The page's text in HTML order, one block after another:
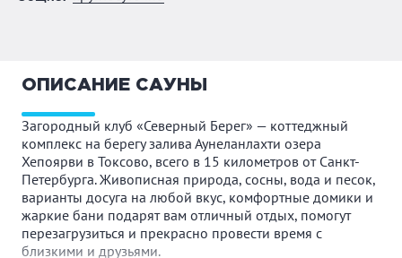
ОПИСАНИЕ САУНЫ
Загородный клуб «Северный Берег» — коттеджный
комплекс на берегу залива Аунеланлахти озера
Хепоярви в Токсово, всего в 15 километров от Санкт-
Петербурга. Живописная природа, сосны, вода и песок,
варианты досуга на любой вкус, комфортные домики и
жаркие бани подарят вам отличный отдых, помогут
перезагрузиться и прекрасно провести время с
близкими и друзьями.